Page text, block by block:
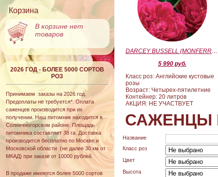
Корзина
В корзине нет
товаров
2026 ГОД - БОЛЕЕ 5000 СОРТОВ
РОЗ
Принимаем заказы на 2026 год.
Предоплаты не требуется*. Оплата
саженцев производится при их
получении. Наш питомник находится в
Солнечногорском районе. Площадь
питомника составляет 38 га. Доставка
производится бесплатно по Москве и
Московской области (не далее 30 км от
МКАД) при заказе от 10000 рублей.
В продаже имеются более 5000 сортов
DARCEY BUSSELL (MONFERRATO) (Дарси Басл)
5 990 руб.
Класс роз: Английские кустовые
розы
Возраст: Четырех-пятилетние
Контейнер: 20 литров
АКЦИЯ: НЕ УЧАСТВУЕТ
САЖЕНЦЫ
Название
Класс роз
Цвет
Высота